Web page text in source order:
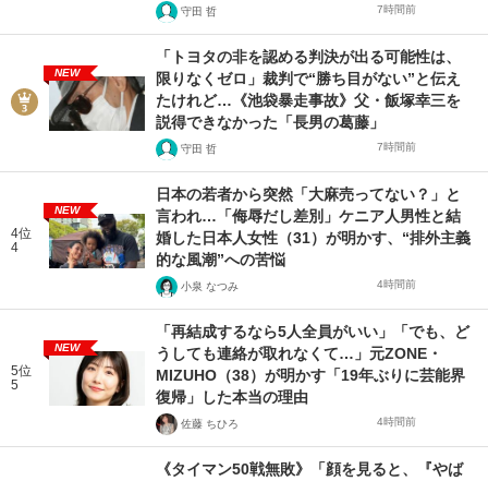
守田 哲 7時間前
NEW
「トヨタの非を認める判決が出る可能性は、
限りなくゼロ」裁判で“勝ち目がない”と伝え
たけれど…《池袋暴走事故》父・飯塚幸三を
説得できなかった「長男の葛藤」
守田 哲 7時間前
4位
4
NEW
日本の若者から突然「大麻売ってない？」と
言われ…「侮辱だし差別」ケニア人男性と結
婚した日本人女性（31）が明かす、“排外主義
的な風潮”への苦悩
小泉 なつみ 4時間前
5位
5
NEW
「再結成するなら5人全員がいい」「でも、ど
うしても連絡が取れなくて…」元ZONE・
MIZUHO（38）が明かす「19年ぶりに芸能界
復帰」した本当の理由
佐藤 ちひろ 4時間前
《タイマン50戦無敗》「顔を見ると、『やば